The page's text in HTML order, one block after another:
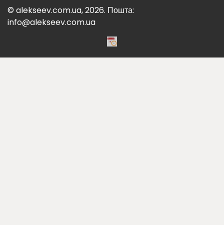
© alekseev.com.ua, 2026. Пошта:
info@alekseev.com.ua